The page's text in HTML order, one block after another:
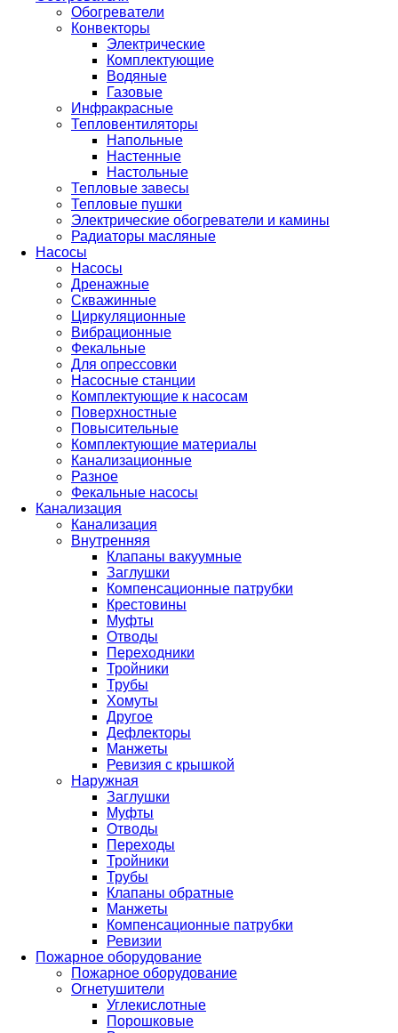
Обогреватели
Конвекторы
Электрические
Комплектующие
Водяные
Газовые
Инфракрасные
Тепловентиляторы
Напольные
Настенные
Настольные
Тепловые завесы
Тепловые пушки
Электрические обогреватели и камины
Радиаторы масляные
Насосы
Насосы
Дренажные
Скважинные
Циркуляционные
Вибрационные
Фекальные
Для опрессовки
Насосные станции
Комплектующие к насосам
Поверхностные
Повысительные
Комплектующие материалы
Канализационные
Разное
Фекальные насосы
Канализация
Канализация
Внутренняя
Клапаны вакуумные
Заглушки
Компенсационные патрубки
Крестовины
Муфты
Отводы
Переходники
Тройники
Трубы
Хомуты
Другое
Дефлекторы
Манжеты
Ревизия с крышкой
Наружная
Заглушки
Муфты
Отводы
Переходы
Тройники
Трубы
Клапаны обратные
Манжеты
Компенсационные патрубки
Ревизии
Пожарное оборудование
Пожарное оборудование
Огнетушители
Углекислотные
Порошковые